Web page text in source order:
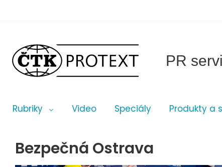
PR
Rubriky Video Speciály Produkty a
Bezpečná Ostrava